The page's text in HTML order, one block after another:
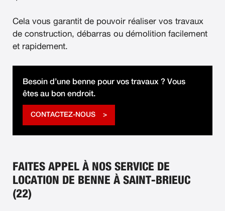
Cela vous garantit de pouvoir réaliser vos travaux
de construction, débarras ou démolition facilement
et rapidement.
Besoin d’une benne pour vos travaux ? Vous
êtes au bon endroit.
CONTACTEZ-NOUS
FAITES APPEL À NOS SERVICE DE
LOCATION DE BENNE À SAINT-BRIEUC
(22)